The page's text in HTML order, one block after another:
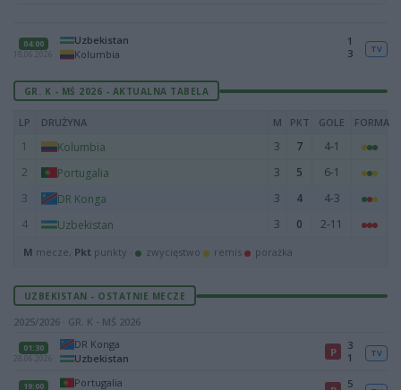
04:00
18.06.2026
Uzbekistan
Kolumbia
1
3
TV
GR. K - MŚ 2026 - AKTUALNA TABELA
LP DRUŻYNA M PKT GOLE FORMA
1 Kolumbia 3 7
4-1
2
Portugalia 3 5
6-1
3
DR Konga 3 4
4-3
4
Uzbekistan 3 0 2-11
M mecze, Pkt punkty · zwycięstwo remis porażka
UZBEKISTAN - OSTATNIE MECZE
2025/2026 · GR. K - MŚ 2026
01:30
28.06.2026
DR Konga
Uzbekistan
P
3
1
TV
19:00
Portugalia
5